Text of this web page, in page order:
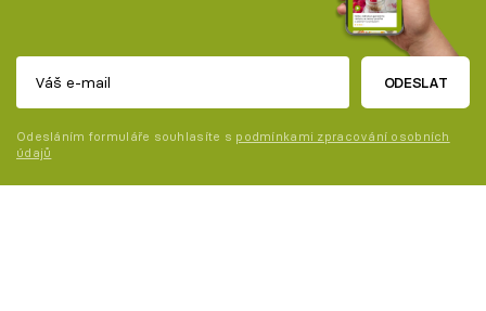
ODESLAT
Odesláním formuláře souhlasíte s podmínkami zpracování osobních
údajů